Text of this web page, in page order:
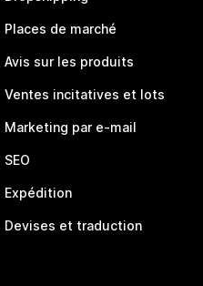
Places de marché
Avis sur les produits
Ventes incitatives et lots
Marketing par e-mail
SEO
Expédition
Devises et traduction